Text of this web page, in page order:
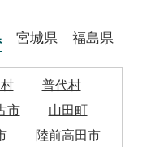
普代村
市
山田町
陸前高田市
宮城県 福島県